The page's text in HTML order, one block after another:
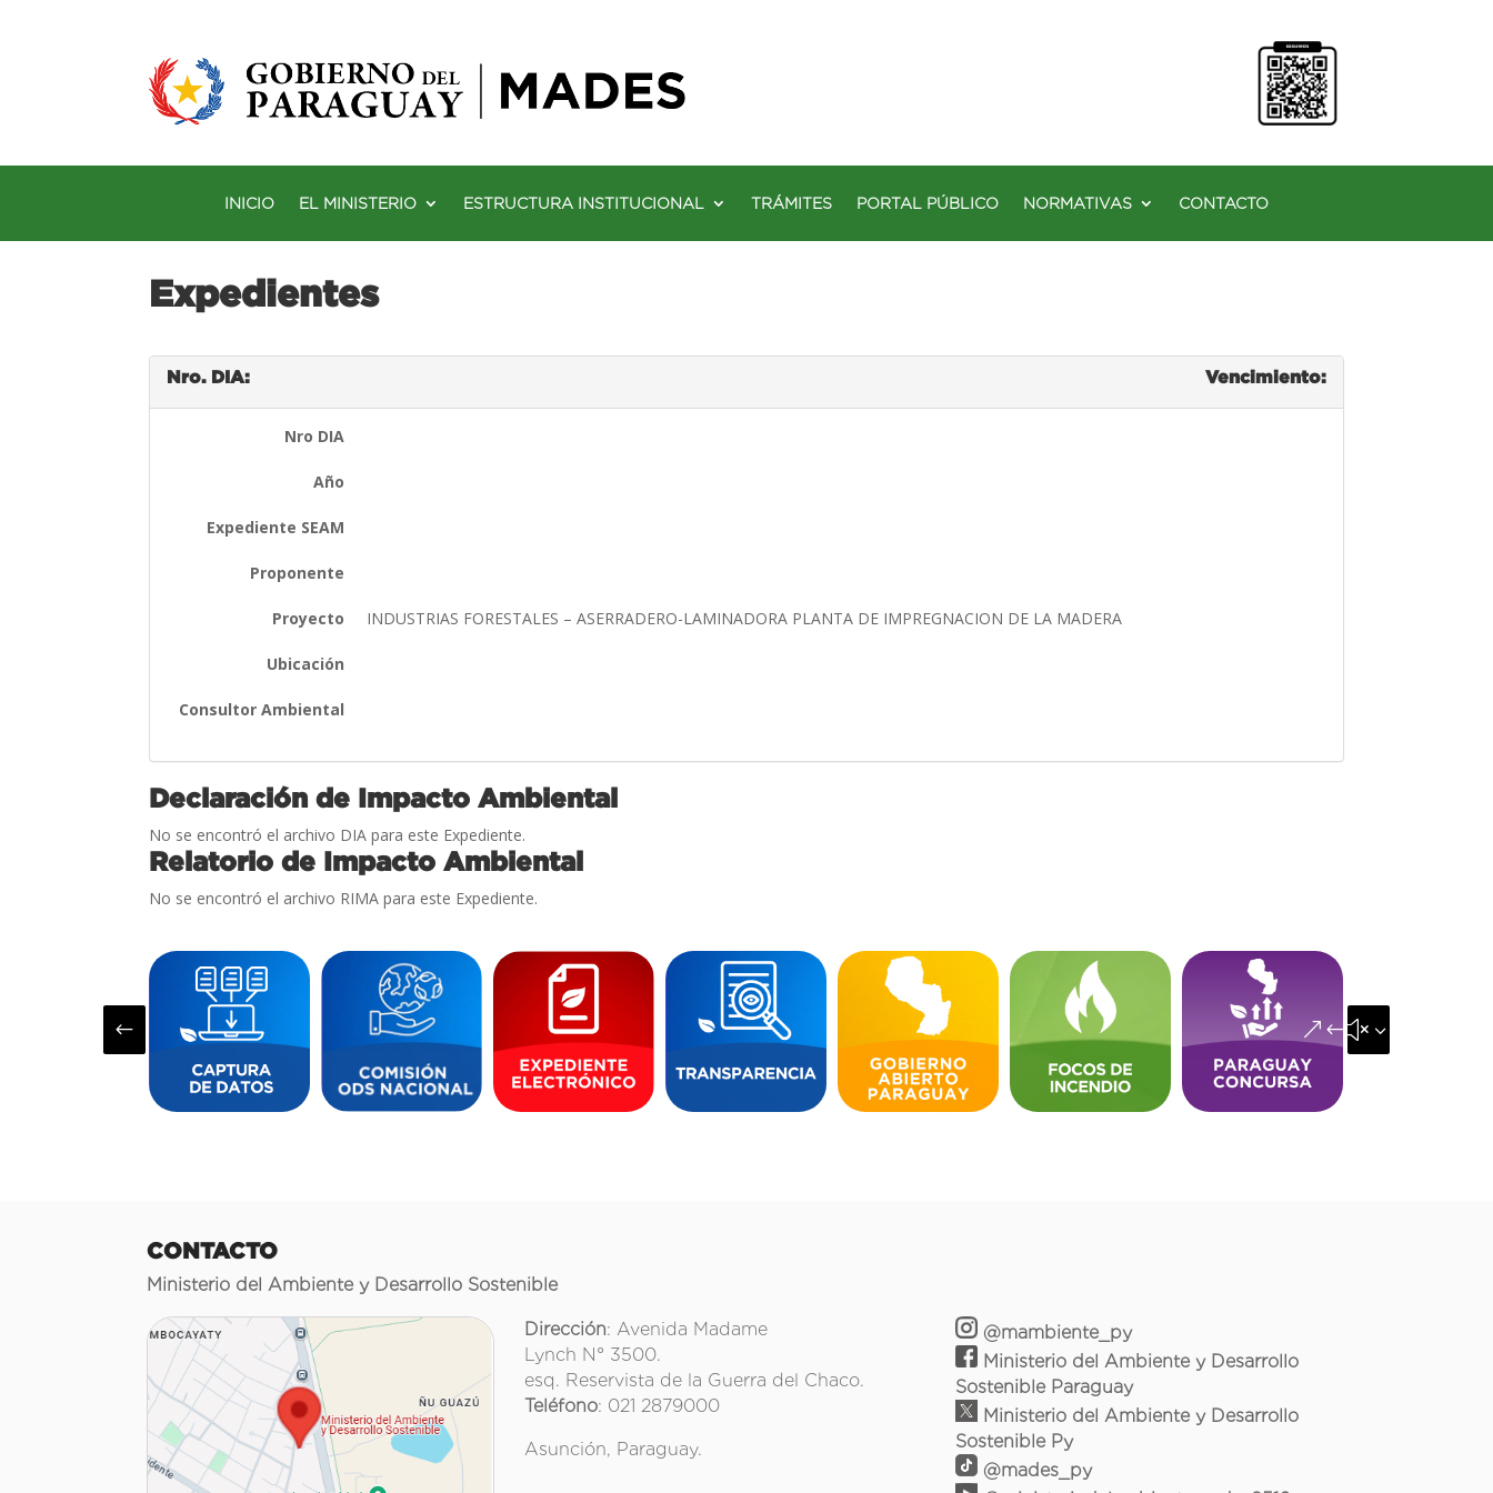
INICIO EL MINISTERIO ESTRUCTURA INSTITUCIONAL TRÁMITES PORTAL PÚBLICO NORMATIVAS CONTACTO
Expedientes
Nro. DIA: Vencimiento:
Nro DIA
Año
Expediente SEAM
Proponente
Proyecto INDUSTRIAS FORESTALES – ASERRADERO-LAMINADORA PLANTA DE IMPREGNACION DE LA MADERA
Ubicación
Consultor Ambiental
Declaración de Impacto Ambiental
No se encontró el archivo DIA para este Expediente.
Relatorio de Impacto Ambiental
No se encontró el archivo RIMA para este Expediente.
# &#x35;
CONTACTO
Ministerio del Ambiente y Desarrollo Sostenible
Dirección: Avenida Madame
Lynch N° 3500.
esq. Reservista de la Guerra del Chaco.
Teléfono: 021 2879000
Asunción, Paraguay.
@mambiente_py
Ministerio del Ambiente y Desarrollo
Sostenible Paraguay
Ministerio del Ambiente y Desarrollo
Sostenible Py
@mades_py